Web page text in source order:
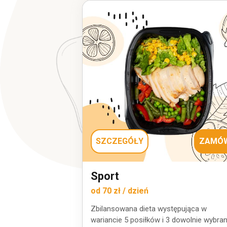
SZCZEGÓŁY
Sport
od 70 zł / dzień
Zbilansowana dieta występująca w
wariancie 5 posiłków i 3 dowolnie